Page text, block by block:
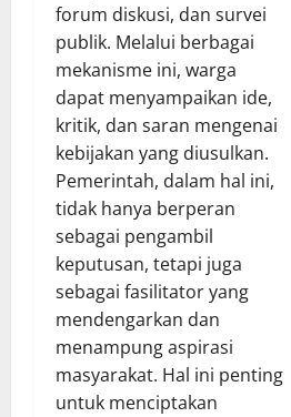
forum diskusi, dan survei
publik. Melalui berbagai
mekanisme ini, warga
dapat menyampaikan ide,
kritik, dan saran mengenai
kebijakan yang diusulkan.
Pemerintah, dalam hal ini,
tidak hanya berperan
sebagai pengambil
keputusan, tetapi juga
sebagai fasilitator yang
mendengarkan dan
menampung aspirasi
masyarakat. Hal ini penting
untuk menciptakan